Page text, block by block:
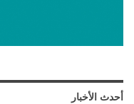
أحدث الأخبار